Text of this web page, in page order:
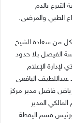
بالدم
الطبي والمرضى.
من سعادة الشيخ
الفيصل بلا حدود
لإدارة الإعلام
اليافعي
رياض فاضل مدير مركز
المدير
قسم اليقظة